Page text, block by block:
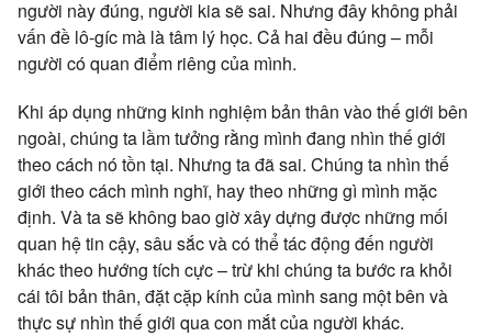
người này đúng, người kia sẽ sai. Nhưng đây không phải
vấn đề lô-gíc mà là tâm lý học. Cả hai đều đúng – mỗi
người có quan điểm riêng của mình.
Khi áp dụng những kinh nghiệm bản thân vào thế giới bên
ngoài, chúng ta lầm tưởng rằng mình đang nhìn thế giới
theo cách nó tồn tại. Nhưng ta đã sai. Chúng ta nhìn thế
giới theo cách mình nghĩ, hay theo những gì mình mặc
định. Và ta sẽ không bao giờ xây dựng được những mối
quan hệ tin cậy, sâu sắc và có thể tác động đến người
khác theo hướng tích cực – trừ khi chúng ta bước ra khỏi
cái tôi bản thân, đặt cặp kính của mình sang một bên và
thực sự nhìn thế giới qua con mắt của người khác.